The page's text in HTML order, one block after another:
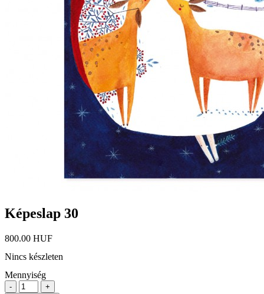
Képeslap 30
800.00 HUF
Nincs készleten
Mennyiség
-
+